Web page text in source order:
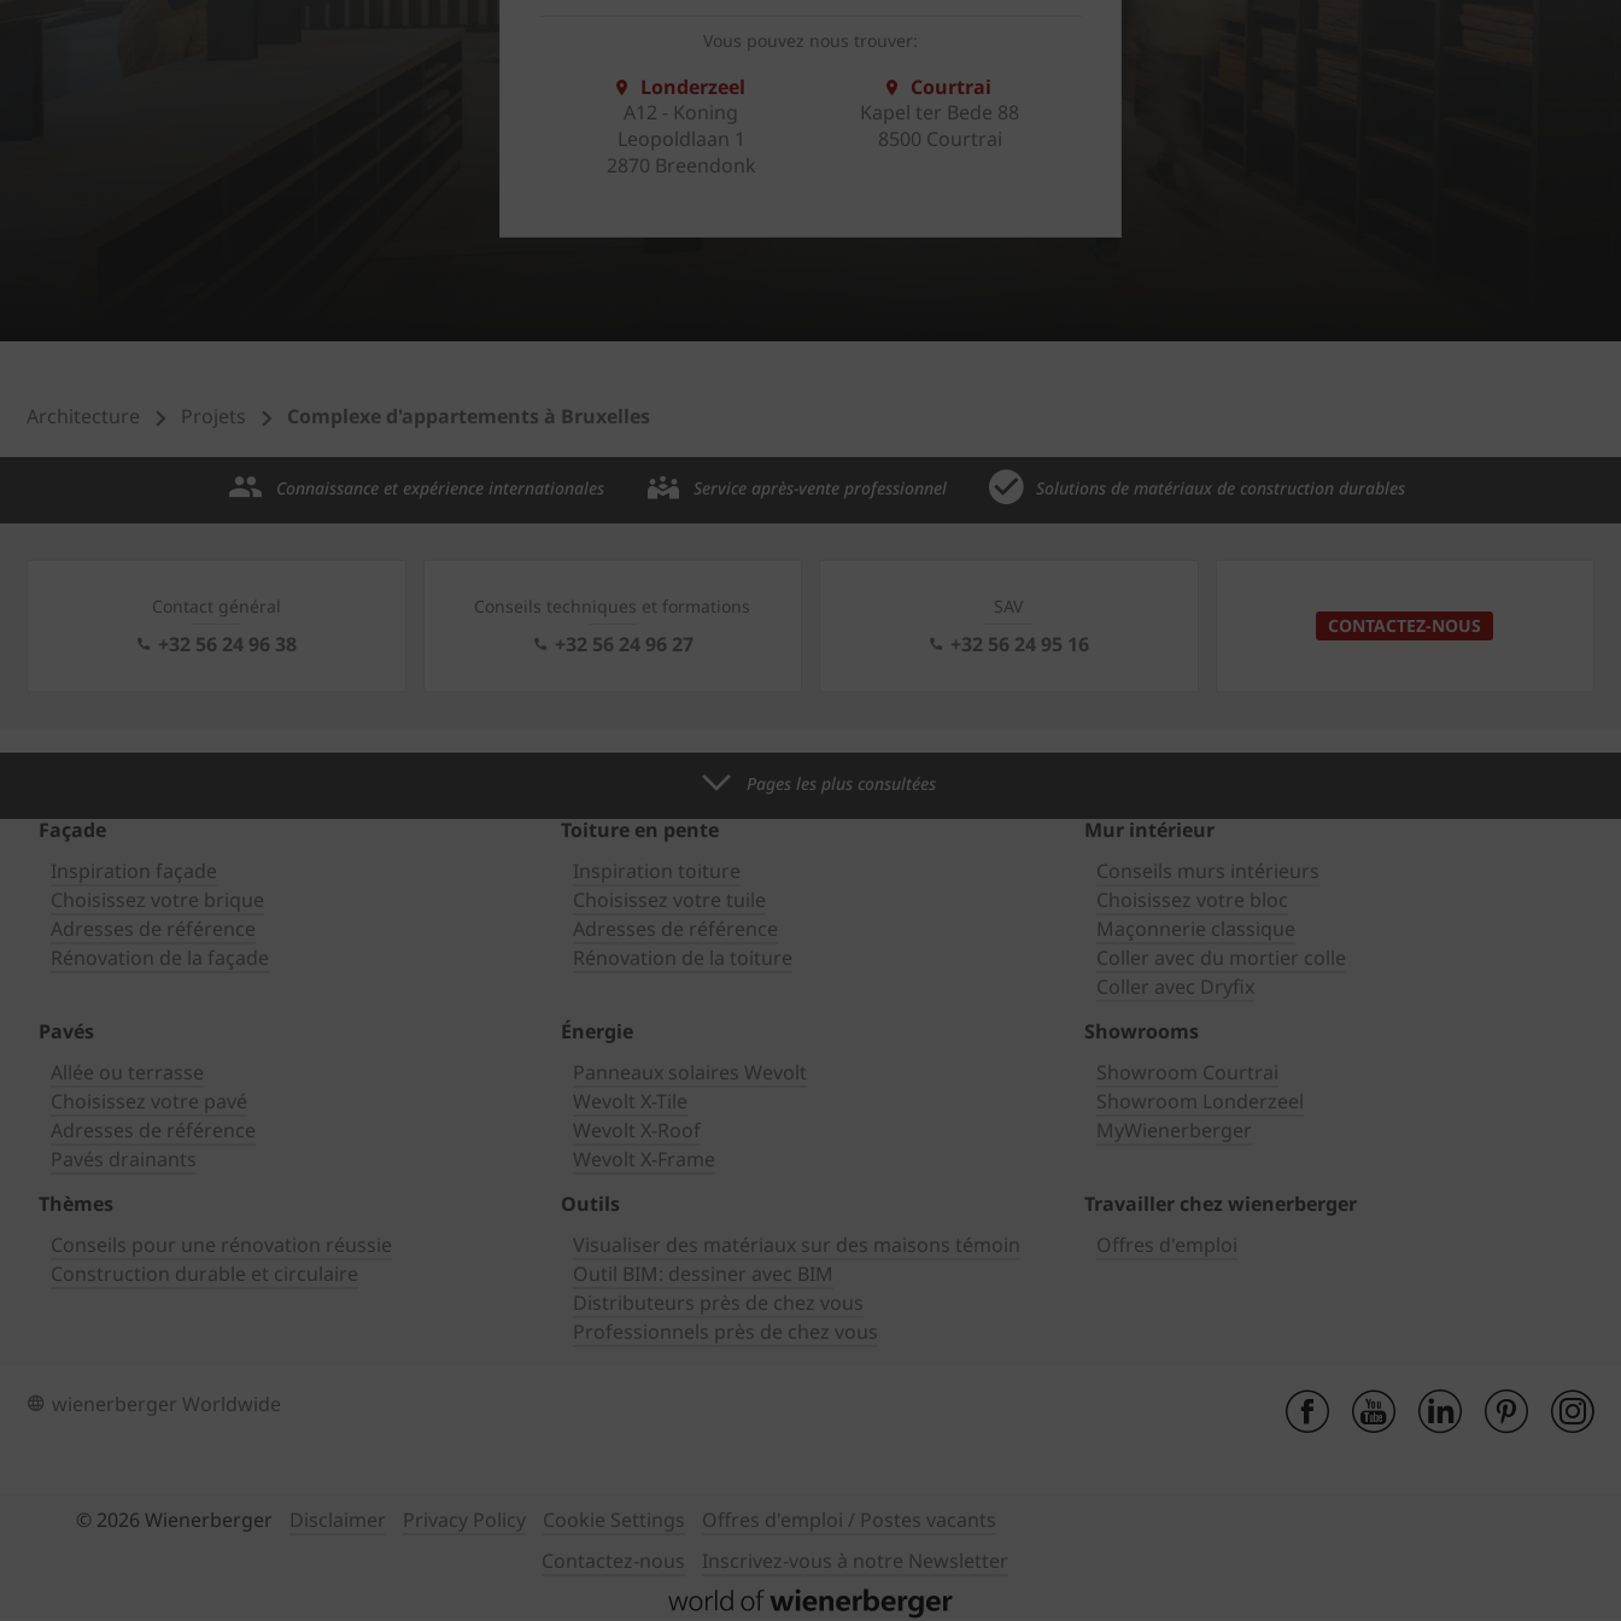
Vous pouvez nous trouver:
Londerzeel
A12 - Koning
Leopoldlaan 1
2870 Breendonk
Courtrai
Kapel ter Bede 88
8500 Courtrai
Architecture Projets Complexe d'appartements à Bruxelles
Connaissance et expérience internationales Service après-vente professionnel Solutions de matériaux de construction durables
Contact général
+32 56 24 96 38
Conseils techniques et formations
+32 56 24 96 27
SAV
+32 56 24 95 16
CONTACTEZ-NOUS
Pages les plus consultées
Façade
Inspiration façade
Choisissez votre brique
Adresses de référence
Rénovation de la façade
Toiture en pente
Inspiration toiture
Choisissez votre tuile
Adresses de référence
Rénovation de la toiture
Mur intérieur
Conseils murs intérieurs
Choisissez votre bloc
Maçonnerie classique
Coller avec du mortier colle
Coller avec Dryfix
Pavés
Allée ou terrasse
Choisissez votre pavé
Adresses de référence
Pavés drainants
Énergie
Panneaux solaires Wevolt
Wevolt X-Tile
Wevolt X-Roof
Wevolt X-Frame
Showrooms
Showroom Courtrai
Showroom Londerzeel
MyWienerberger
Thèmes
Conseils pour une rénovation réussie
Construction durable et circulaire
Outils
Visualiser des matériaux sur des maisons témoin
Outil BIM: dessiner avec BIM
Distributeurs près de chez vous
Professionnels près de chez vous
Travailler chez wienerberger
Offres d'emploi
wienerberger Worldwide
© 2026 Wienerberger Disclaimer Privacy Policy Cookie Settings
Offres d'emploi / Postes vacants
Contactez-nous
Inscrivez-vous à notre Newsletter